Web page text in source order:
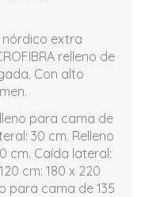
nórdico extra
relleno de
Con alto
para cama de
30 cm. Relleno
cm. Caída lateral:
cm: 180 x 220
para cama de 135